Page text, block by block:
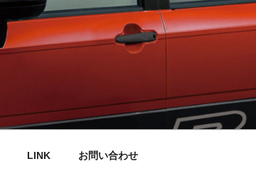
LINK お問い合わせ